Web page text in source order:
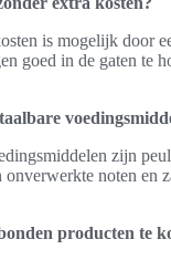
is mogelijk door
goed in de gaten te
zijn
noten en
producten te